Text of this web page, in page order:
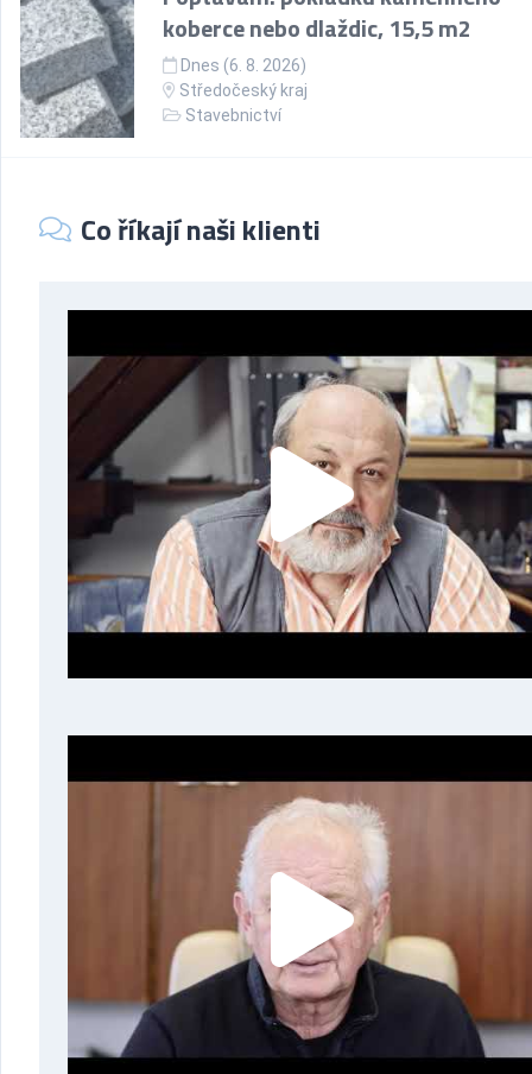
koberce nebo dlaždic, 15,5 m2
Dnes (6. 8. 2026)
Středočeský kraj
Stavebnictví
Co říkají naši klienti